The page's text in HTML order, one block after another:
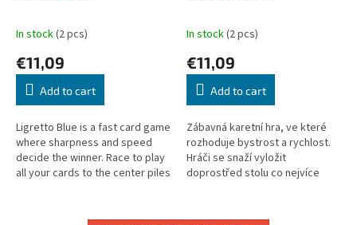
In stock(2 pcs)
€11,09
Add to cart
Ligretto Blue is a fast card game
where sharpness and speed
decide the winner. Race to play
all your cards to the center piles
In stock(2 pcs)
€11,09
Add to cart
Zábavná karetní hra, ve které
rozhoduje bystrost a rychlost.
Hráči se snaží vyložit
doprostřed stolu co nejvíce